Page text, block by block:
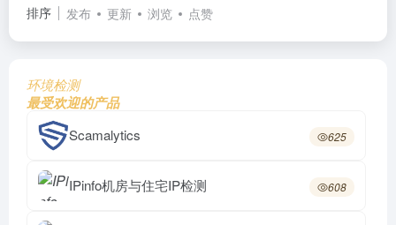
排序 发布 更新 浏览 点赞
环境检测
最受欢迎的产品
Scamalytics 625
IPinfo机房与住宅IP检测 608